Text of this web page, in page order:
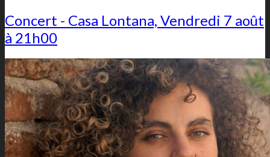
Concert - Casa Lontana, Vendredi 7 août
à 21h00